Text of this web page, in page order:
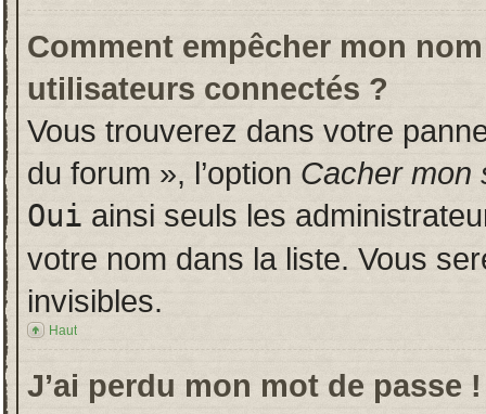
Comment empêcher mon
utilisateurs connectés ?
Vous trouverez dans votre
du forum », l’option Cacher mon
Oui ainsi seuls les
votre nom dans la liste. Vous
invisibles.
Haut
J’ai perdu mon mot de passe !